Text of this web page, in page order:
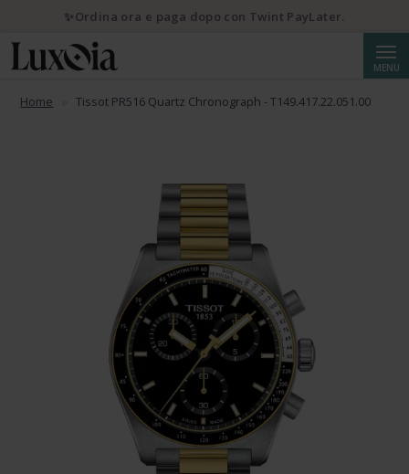
MENU
Home Tissot PR516 Quartz Chronograph - T149.417.22.051.00
✨Ordina ora e paga dopo con Twint PayLater.